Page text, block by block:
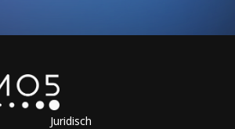
other parts of
Juridisch